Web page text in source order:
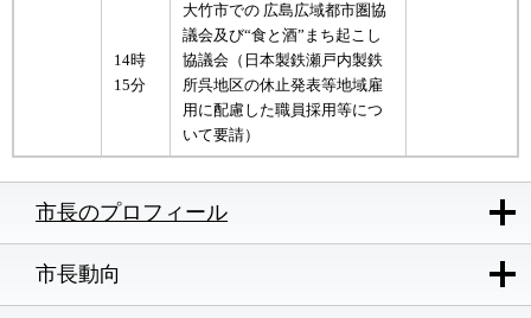
14時
15分
大竹市での 広島広域都市圏協
議会及び“食と酒”まち起こし
協議会（日本製鉄瀬戸内製鉄
所呉地区の休止発表等地域雇
用に配慮した職員採用等につ
いて要請）
市長のプロフィール
市長動向